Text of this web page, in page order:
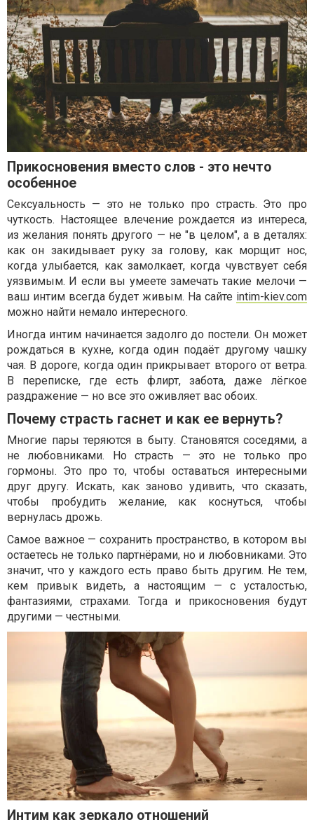
Прикосновения вместо слов - это нечто
особенное
Сексуальность — это не только про страсть. Это про
чуткость. Настоящее влечение рождается из интереса,
из желания понять другого — не "в целом", а в деталях:
как он закидывает руку за голову, как морщит нос,
когда улыбается, как замолкает, когда чувствует себя
уязвимым. И если вы умеете замечать такие мелочи —
ваш интим всегда будет живым. На сайте intim-kiev.com
можно найти немало интересного.
Иногда интим начинается задолго до постели. Он может
рождаться в кухне, когда один подаёт другому чашку
чая. В дороге, когда один прикрывает второго от ветра.
В переписке, где есть флирт, забота, даже лёгкое
раздражение — но все это оживляет вас обоих.
Почему страсть гаснет и как ее вернуть?
Многие пары теряются в быту. Становятся соседями, а
не любовниками. Но страсть — это не только про
гормоны. Это про то, чтобы оставаться интересными
друг другу. Искать, как заново удивить, что сказать,
чтобы пробудить желание, как коснуться, чтобы
вернулась дрожь.
Самое важное — сохранить пространство, в котором вы
остаетесь не только партнёрами, но и любовниками. Это
значит, что у каждого есть право быть другим. Не тем,
кем привык видеть, а настоящим — с усталостью,
фантазиями, страхами. Тогда и прикосновения будут
другими — честными.
Интим как зеркало отношений